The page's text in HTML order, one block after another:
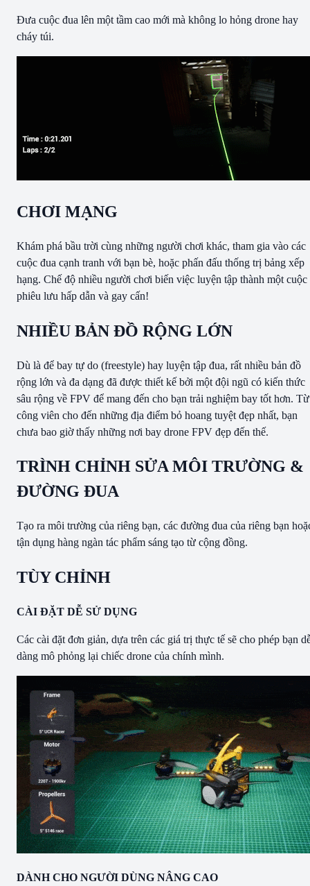
Đưa cuộc đua lên một tầm cao mới mà không lo hỏng drone hay
cháy túi.
CHƠI MẠNG
Khám phá bầu trời cùng những người chơi khác, tham gia vào các
cuộc đua cạnh tranh với bạn bè, hoặc phấn đấu thống trị bảng xếp
hạng. Chế độ nhiều người chơi biến việc luyện tập thành một cuộc
phiêu lưu hấp dẫn và gay cấn!
NHIỀU BẢN ĐỒ RỘNG LỚN
Dù là để bay tự do (freestyle) hay luyện tập đua, rất nhiều bản đồ
rộng lớn và đa dạng đã được thiết kế bởi một đội ngũ có kiến thức
sâu rộng về FPV để mang đến cho bạn trải nghiệm bay tốt hơn. Từ
công viên cho đến những địa điểm bỏ hoang tuyệt đẹp nhất, bạn
chưa bao giờ thấy những nơi bay drone FPV đẹp đến thế.
TRÌNH CHỈNH SỬA MÔI TRƯỜNG &
ĐƯỜNG ĐUA
Tạo ra môi trường của riêng bạn, các đường đua của riêng bạn
tận dụng hàng ngàn tác phẩm sáng tạo từ cộng đồng.
TÙY CHỈNH
CÀI ĐẶT DỄ SỬ DỤNG
Các cài đặt đơn giản, dựa trên các giá trị thực tế sẽ cho phép bạn
dàng mô phỏng lại chiếc drone của chính mình.
DÀNH CHO NGƯỜI DÙNG NÂNG CAO